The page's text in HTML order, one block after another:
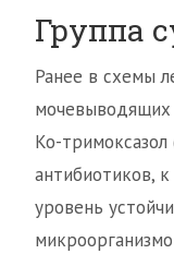
Группа
Ранее в схемы
Ко-тримоксазол
антибиотиков,
уровень